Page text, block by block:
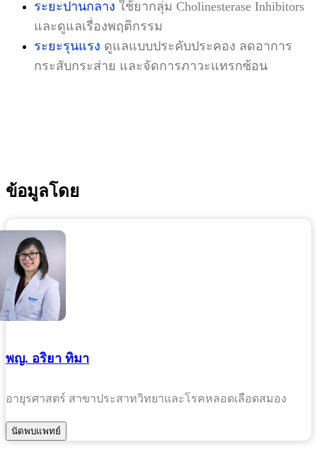
ระยะปานกลาง ใช้ยากลุ่ม Cholinesterase Inhibitors
และดูแลเรื่องพฤติกรรม
ระยะรุนแรง ดูแลแบบประคับประคอง ลดอาการ
กระสับกระส่าย และจัดการภาวะแทรกซ้อน
ข้อมูลโดย
พญ. อริยา ทิมา
อายุรศาสตร์ สาขาประสาทวิทยาและโรคหลอดเลือดสมอง